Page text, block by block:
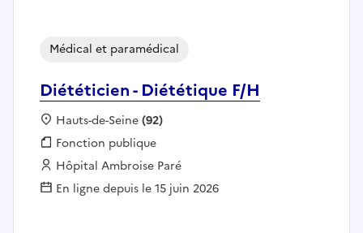
Diététicien - Diététique F/H
Médical et paramédical
Localisation :
Hauts-de-Seine(92)
Fonction publique :
Fonction publique
Employeur :
Hôpital Ambroise Paré
En ligne depuis le 15 juin 2026